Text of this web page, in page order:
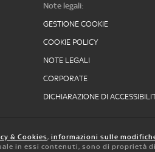
Note legali:
GESTIONE COOKIE
COOKIE POLICY
NOTE LEGALI
CORPORATE
DICHIARAZIONE DI
& Cookies, informazioni sulle
in essi contenuti, sono di proprietà